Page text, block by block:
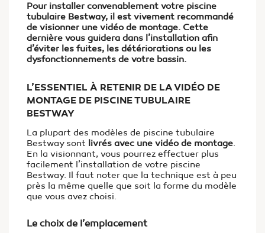
Pour installer convenablement votre piscine
tubulaire Bestway, il est vivement recommandé
de visionner une vidéo de montage. Cette
dernière vous guidera dans l’installation afin
d’éviter les fuites, les détériorations ou les
dysfonctionnements de votre bassin.
L’ESSENTIEL À RETENIR DE LA VIDÉO DE
MONTAGE DE PISCINE TUBULAIRE
BESTWAY
La plupart des modèles de piscine tubulaire
Bestway sont livrés avec une vidéo de montage.
En la visionnant, vous pourrez effectuer plus
facilement l’installation de votre piscine
Bestway. Il faut noter que la technique est à peu
près la même quelle que soit la forme du modèle
que vous avez choisi.
Le choix de l’emplacement